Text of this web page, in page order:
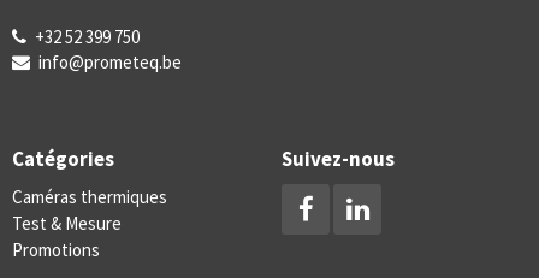
Catégories
Caméras thermiques
Test & Mesure
Promotions
Suivez-nous
+32 52 399 750
info@prometeq.be